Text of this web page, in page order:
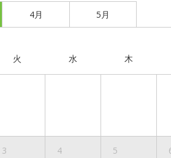
4月 5月
火 水 木
3 4 5